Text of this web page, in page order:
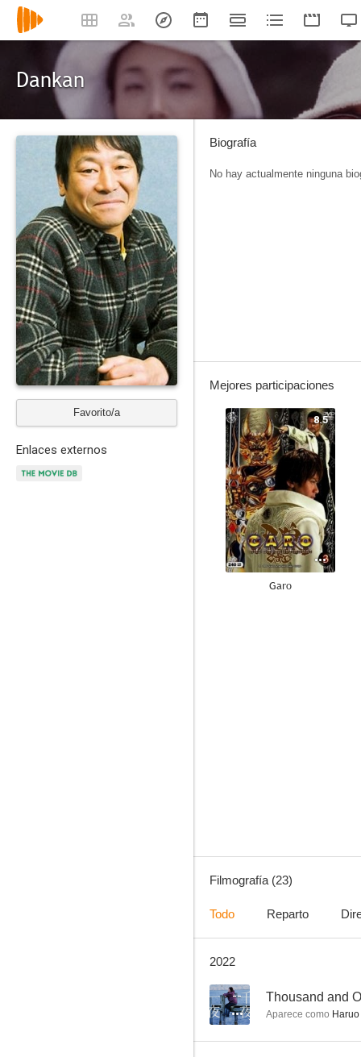
Dankan
Favorito/a
Enlaces externos
Biografía
No hay actualmente ninguna
Mejores participaciones
8.5
Garo
4.8
Filmografía (23)
Todo Reparto
2022
-- Thousand and
Aparece como